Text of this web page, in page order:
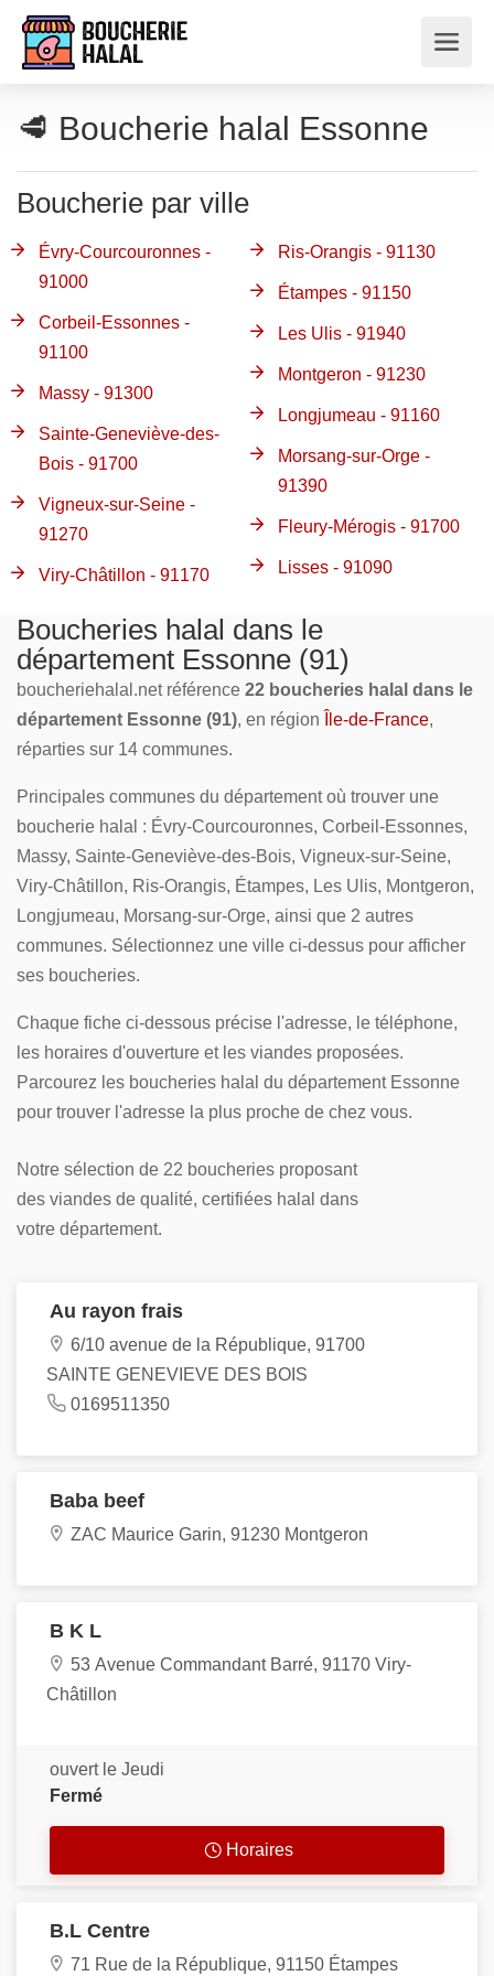
🥩 Boucherie halal Essonne
Boucherie par ville
Évry-Courcouronnes -
91000
Corbeil-Essonnes -
91100
Massy - 91300
Sainte-Geneviève-des-
Bois - 91700
Vigneux-sur-Seine -
91270
Viry-Châtillon - 91170
Ris-Orangis - 91130
Étampes - 91150
Les Ulis - 91940
Montgeron - 91230
Longjumeau - 91160
Morsang-sur-Orge -
91390
Fleury-Mérogis - 91700
Lisses - 91090
Boucheries halal dans le
département Essonne (91)
boucheriehalal.net référence 22 boucheries halal dans le
département Essonne (91), en région Île-de-France,
réparties sur 14 communes.
Principales communes du département où trouver une
boucherie halal : Évry-Courcouronnes, Corbeil-Essonnes,
Massy, Sainte-Geneviève-des-Bois, Vigneux-sur-Seine,
Viry-Châtillon, Ris-Orangis, Étampes, Les Ulis, Montgeron,
Longjumeau, Morsang-sur-Orge, ainsi que 2 autres
communes. Sélectionnez une ville ci-dessus pour afficher
ses boucheries.
Chaque fiche ci-dessous précise l'adresse, le téléphone,
les horaires d'ouverture et les viandes proposées.
Parcourez les boucheries halal du département Essonne
pour trouver l'adresse la plus proche de chez vous.
Notre sélection de 22 boucheries proposant
des viandes de qualité, certifiées halal dans
votre département.
Au rayon frais
6/10 avenue de la République, 91700
SAINTE GENEVIEVE DES BOIS
0169511350
Baba beef
ZAC Maurice Garin, 91230 Montgeron
B K L
53 Avenue Commandant Barré, 91170 Viry-
Châtillon
ouvert le Jeudi
Fermé
Horaires
B.L Centre
71 Rue de la République, 91150 Étampes